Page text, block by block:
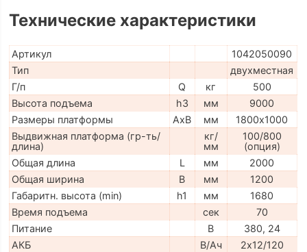
Технические характеристики
Артикул
1042050090
Тип
двухместная
Г/п
Q кг
500
Высота подъема
h3 мм
9000
Размеры платформы
AxB мм
1800х1000
Выдвижная платформа (гр-ть/
длина)
кг/
мм
100/800
(опция)
Общая длина
L мм
2000
Общая ширина
B мм
1200
Габаритн. высота (min)
h1 мм
1680
Время подъема
сек
70
Питание
В
380, 24
АКБ
В/Ач
2х12/120